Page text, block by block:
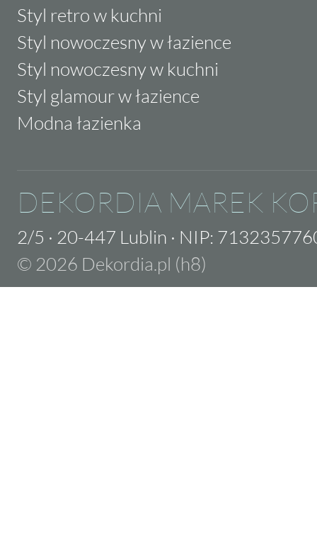
Styl retro w kuchni
Styl nowoczesny w łazience
Styl nowoczesny w kuchni
Styl glamour w łazience
Modna łazienka
DEKORDIA MAREK
2/5 · 20-447 Lublin · NIP:
© 2026 Dekordia.pl (h8)